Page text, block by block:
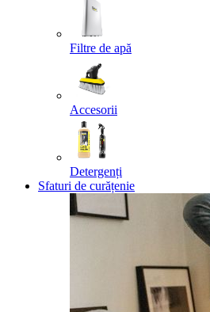
Filtre de apă
Accesorii
Detergenți
Sfaturi de curățenie